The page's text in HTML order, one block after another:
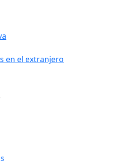
en el extranjero